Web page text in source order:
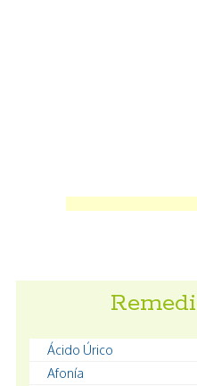
Ácido Úrico
Afonía